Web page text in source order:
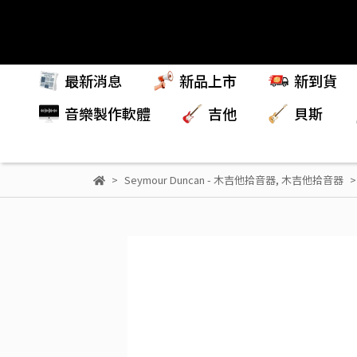
最新消息 新品上市
新到貨
音樂製作軟體
吉他 貝斯
Seymour Duncan - 木吉他拾音器, 木吉他拾音器